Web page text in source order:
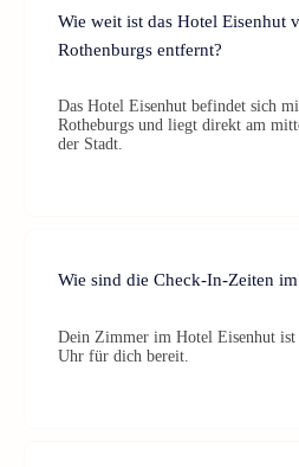
Wie weit ist das Hotel Eisenhut
Rothenburgs entfernt?
Das Hotel Eisenhut befindet sich
Rotheburgs und liegt direkt am
der Stadt.
Wie sind die Check-In-Zeiten
Dein Zimmer im Hotel Eisenhut ist
Uhr für dich bereit.